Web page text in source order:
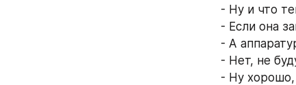
- Ну и что
- Если она
- А
- Нет, не
- Ну хорошо,